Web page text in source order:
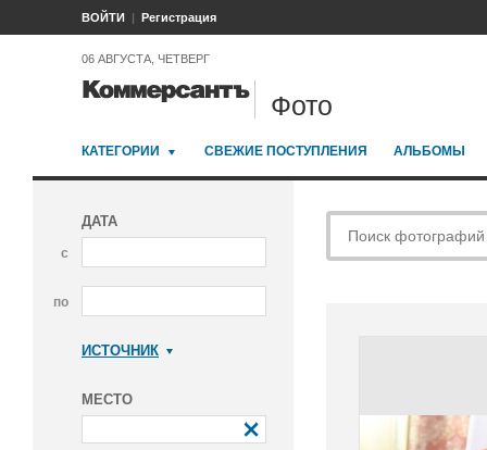
ВОЙТИ Регистрация
06 АВГУСТА, ЧЕТВЕРГ
Фото
КАТЕГОРИИ СВЕЖИЕ ПОСТУПЛЕНИЯ АЛЬБОМЫ
ДАТА
с
по
ИСТОЧНИК
МЕСТО